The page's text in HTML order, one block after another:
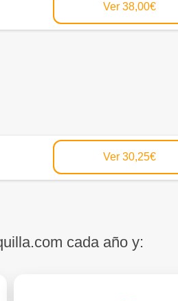
Ver 38,00€
Ver 30,25€
cada año y: